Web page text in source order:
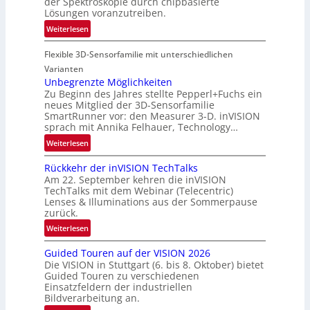
t
-
u
a
u
m
f
a
h
r
t
t
e
c
h
i
k
g
i
o
n
Lösungen voranzutreiben.
Weiterlesen:
P
a
t
n
e
r
s
c
h
a
f
t
i
s
c
h
e
n
Flexible 3D-Sensorfamilie mit unterschiedlichen
Varianten
Unbegrenzte Möglichkeiten
Zu Beginn des Jahres stellte Pepperl+Fuchs ein
neues Mitglied der 3D-Sensorfamilie
SmartRunner vor: den Measurer 3-D. inVISION
sprach mit Annika Felhauer, Technology…
Weiterlesen:
U
n
b
e
g
r
e
z
t
e
M
Rückkehr der inVISION TechTalks
Am 22. September kehren die inVISION
TechTalks mit dem Webinar (Telecentric)
Lenses & Illuminations aus der Sommerpause
zurück.
Weiterlesen:
R
ü
c
k
k
e
Guided Touren auf der VISION 2026
Die VISION in Stuttgart (6. bis 8. Oktober) bietet
Guided Touren zu verschiedenen
Einsatzfeldern der industriellen
Bildverarbeitung an.